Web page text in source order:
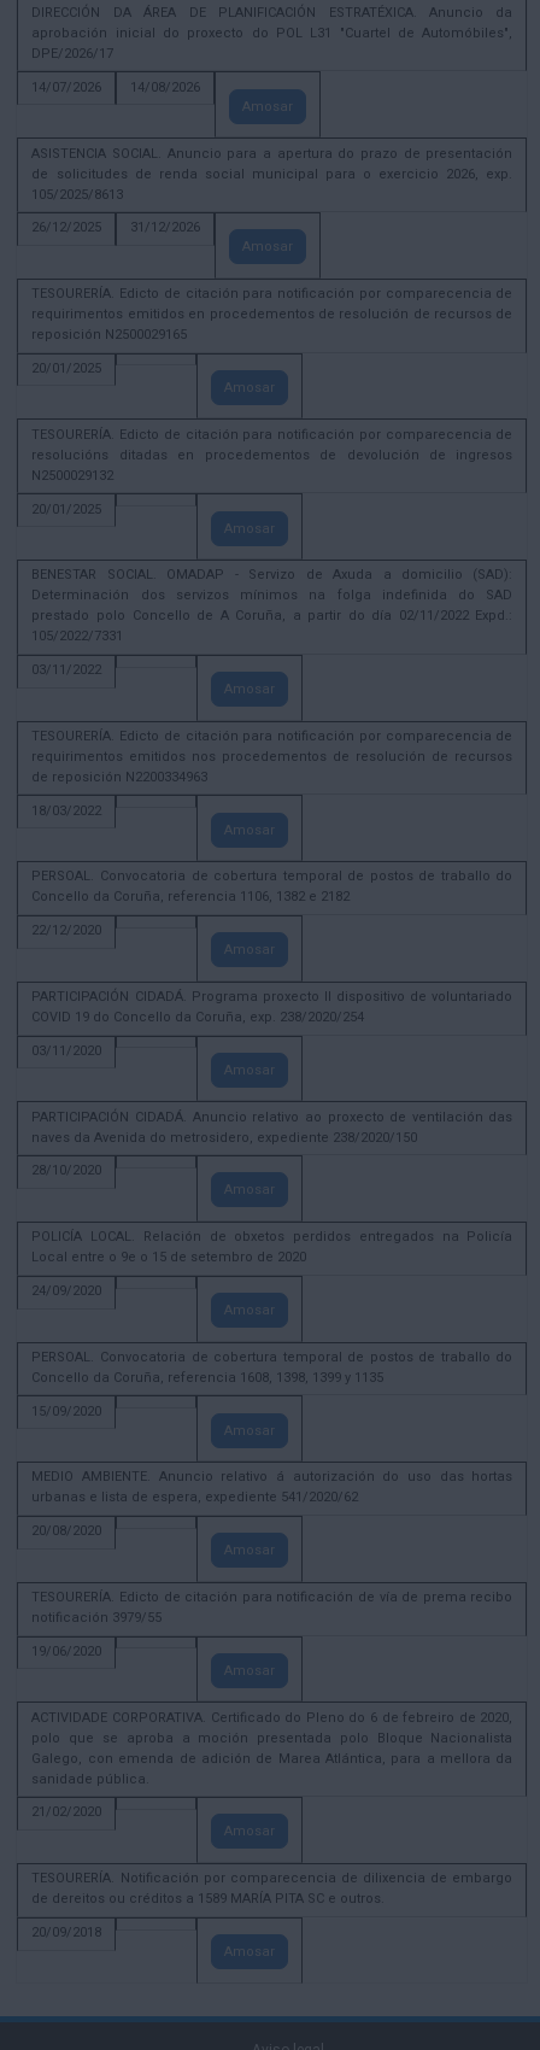
DIRECCIÓN DA ÁREA DE PLANIFICACIÓN ESTRATÉXICA. Anuncio da
aprobación inicial do proxecto do POL L31 "Cuartel de Automóbiles",
DPE/2026/17
14/07/2026
14/08/2026
Amosar
ASISTENCIA SOCIAL. Anuncio para a apertura do prazo de presentación
de solicitudes de renda social municipal para o exercicio 2026, exp.
105/2025/8613
26/12/2025
31/12/2026
Amosar
TESOURERÍA. Edicto de citación para notificación por comparecencia de
requirimentos emitidos en procedementos de resolución de recursos de
reposición N2500029165
20/01/2025
Amosar
TESOURERÍA. Edicto de citación para notificación por comparecencia de
resolucións ditadas en procedementos de devolución de ingresos
N2500029132
20/01/2025
Amosar
BENESTAR SOCIAL. OMADAP - Servizo de Axuda a domicilio (SAD):
Determinación dos servizos mínimos na folga indefinida do SAD
prestado polo Concello de A Coruña, a partir do día 02/11/2022 Expd.:
105/2022/7331
03/11/2022
Amosar
TESOURERÍA. Edicto de citación para notificación por comparecencia de
requirimentos emitidos nos procedementos de resolución de recursos
de reposición N2200334963
18/03/2022
Amosar
PERSOAL. Convocatoria de cobertura temporal de postos de traballo do
Concello da Coruña, referencia 1106, 1382 e 2182
22/12/2020
Amosar
PARTICIPACIÓN CIDADÁ. Programa proxecto II dispositivo de voluntariado
COVID 19 do Concello da Coruña, exp. 238/2020/254
03/11/2020
Amosar
PARTICIPACIÓN CIDADÁ. Anuncio relativo ao proxecto de ventilación das
naves da Avenida do metrosidero, expediente 238/2020/150
28/10/2020
Amosar
POLICÍA LOCAL. Relación de obxetos perdidos entregados na Policía
Local entre o 9e o 15 de setembro de 2020
24/09/2020
Amosar
PERSOAL. Convocatoria de cobertura temporal de postos de traballo do
Concello da Coruña, referencia 1608, 1398, 1399 y 1135
15/09/2020
Amosar
MEDIO AMBIENTE. Anuncio relativo á autorización do uso das hortas
urbanas e lista de espera, expediente 541/2020/62
20/08/2020
Amosar
TESOURERÍA. Edicto de citación para notificación de vía de prema recibo
notificación 3979/55
19/06/2020
Amosar
ACTIVIDADE CORPORATIVA. Certificado do Pleno do 6 de febreiro de 2020,
polo que se aproba a moción presentada polo Bloque Nacionalista
Galego, con emenda de adición de Marea Atlántica, para a mellora da
sanidade pública.
21/02/2020
Amosar
TESOURERÍA. Notificación por comparecencia de dilixencia de embargo
de dereitos ou créditos a 1589 MARÍA PITA SC e outros.
20/09/2018
Amosar